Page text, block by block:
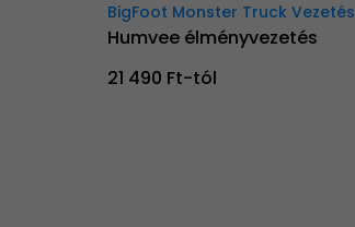
BigFoot Monster Truck Vezetés
Humvee élményvezetés
21 490 Ft-tól